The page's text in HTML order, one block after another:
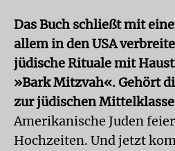
Das Buch schließt mit
allem in den USA
jüdische Rituale mit
»Bark Mitzvah«. Gehört
zur jüdischen
Amerikanische Juden
Hochzeiten. Und jetzt